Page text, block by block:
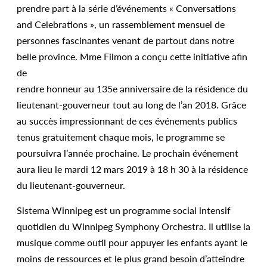
prendre part à la série d’événements « Conversations
and Celebrations », un rassemblement mensuel de
personnes fascinantes venant de partout dans notre
belle province. Mme Filmon a conçu cette initiative afin
de
rendre honneur au 135e anniversaire de la résidence du
lieutenant-gouverneur tout au long de l’an 2018. Grâce
au succès impressionnant de ces événements publics
tenus gratuitement chaque mois, le programme se
poursuivra l’année prochaine. Le prochain événement
aura lieu le mardi 12 mars 2019 à 18 h 30 à la résidence
du lieutenant-gouverneur.
Sistema Winnipeg est un programme social intensif
quotidien du Winnipeg Symphony Orchestra. Il utilise la
musique comme outil pour appuyer les enfants ayant le
moins de ressources et le plus grand besoin d’atteindre